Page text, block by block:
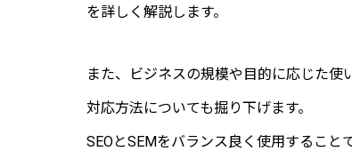
を詳しく解説します。
また、ビジネスの規模や目的に応じた
対応方法についても掘り下げます。
SEOとSEMをバランス良く使用するこ